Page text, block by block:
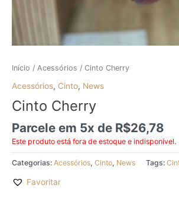
Início / Acessórios / Cinto Cherry
Acessórios, Cinto, News
Cinto Cherry
Parcele em 5x de R$26,78
Este produto está fora de estoque e indisponível.
Categorias: Acessórios, Cinto, News Tags:
Favoritar